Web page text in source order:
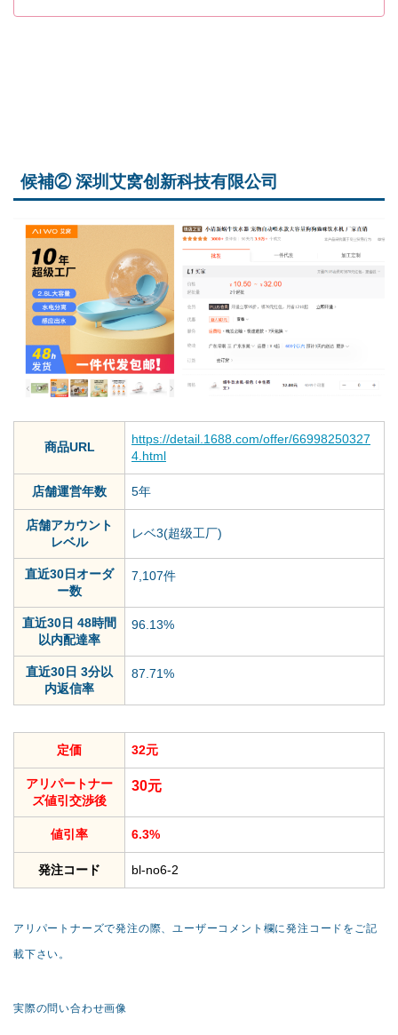
候補② 深圳艾窝创新科技有限公司
商品URL
https://detail.1688.com/offer/66998250327
4.html
店舗運営年数 5年
店舗アカウント
レベル
レベ3(超级工厂)
直近30日オーダ
ー数
7,107件
直近30日 48時間
以内配達率
96.13%
直近30日 3分以
内返信率
87.71%
定価 32元
アリパートナー
ズ値引交渉後
30元
値引率 6.3%
発注コード bl-no6-2
アリパートナーズで発注の際、ユーザーコメント欄に発注コードをご記
載下さい。
実際の問い合わせ画像